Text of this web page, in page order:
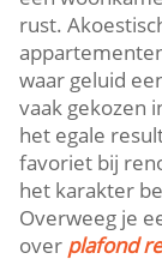
rust.​
waar geluid
vaak gekozen
het egale
favoriet bij
het karakter
Overweeg je
over plafond